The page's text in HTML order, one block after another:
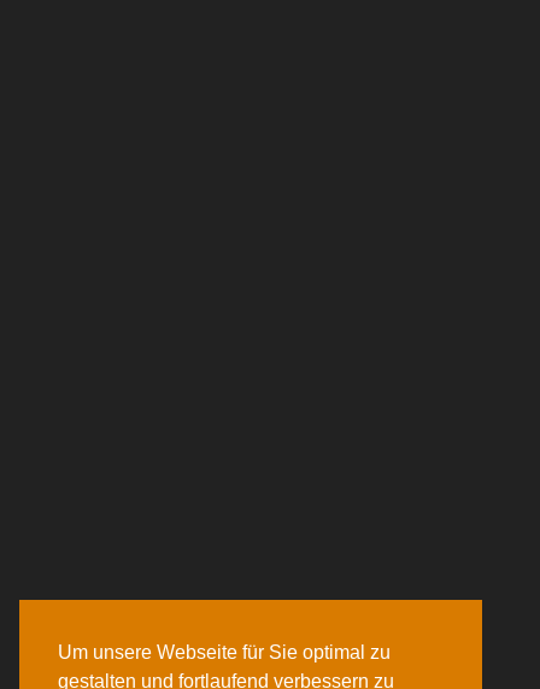
Um unsere Webseite für Sie optimal zu
gestalten und fortlaufend verbessern zu